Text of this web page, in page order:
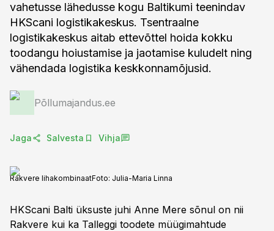
vahetusse lähedusse kogu Baltikumi teenindav
HKScani logistikakeskus. Tsentraalne
logistikakeskus aitab ettevõttel hoida kokku
toodangu hoiustamise ja jaotamise kuludelt ning
vähendada logistika keskkonnamõjusid.
Põllumajandus.ee
Jaga Salvesta Vihja
Rakvere lihakombinaatFoto: Julia-Maria Linna
HKScani Balti üksuste juhi Anne Mere sõnul on nii
Rakvere kui ka Talleggi toodete müügimahtude